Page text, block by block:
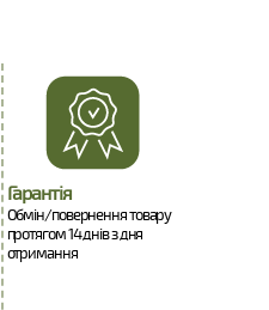
Гарантія
Обмін/повернення товару
протягом 14 днів з дня
отримання